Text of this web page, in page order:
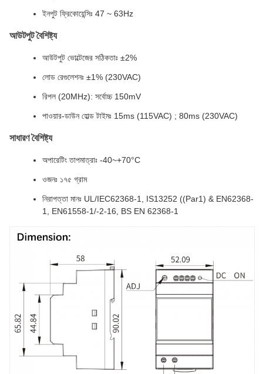
ইনপুট ফ্রিকোয়েন্সিঃ 47 ~ 63Hz
আউটপুট বৈশিষ্ট্য
আউটপুট ভোল্টেজের সঠিকতাঃ ±2%
লোড রেগুলেশনঃ ±1% (230VAC)
রিপল (20MHz): সর্বোচ্চ 150mV
পাওয়ার-ডাউন হোল্ড টাইমঃ 15ms (115VAC) ; 80ms (230VAC)
সাধারণ বৈশিষ্ট্য
অপারেটিং তাপমাত্রাঃ -40~+70°C
ওজনঃ ১৭৫ গ্রাম
নিরাপত্তা মানঃ UL/IEC62368-1, IS13252 ((Par1) & EN62368-
1, EN61558-1/-2-16, BS EN 62368-1